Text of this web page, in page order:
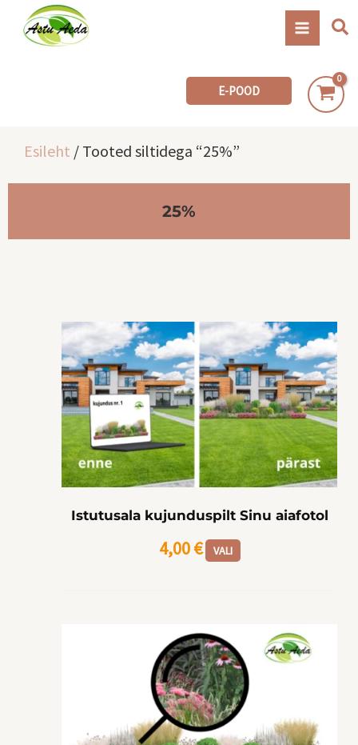
E-POOD
Esileht / Tooted siltidega “25%”
25%
Istutusala kujunduspilt Sinu aiafotol
4,00€ VALI
Sellel
tootel
on
mitu
varianti.
Valikuid
saab
teha